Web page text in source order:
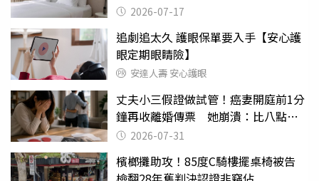
2026-07-17
追劇追太久 護眼保單要入手【安心護
眼定期眼睛險】
安達人壽 安心護眼
丈夫小三假證做試管！癌妻開庭前1分
鐘再收離婚傳票 她崩潰：比八點檔
還扯2026-07-31
檳榔攤助攻！85度C騎樓擺桌椅被告